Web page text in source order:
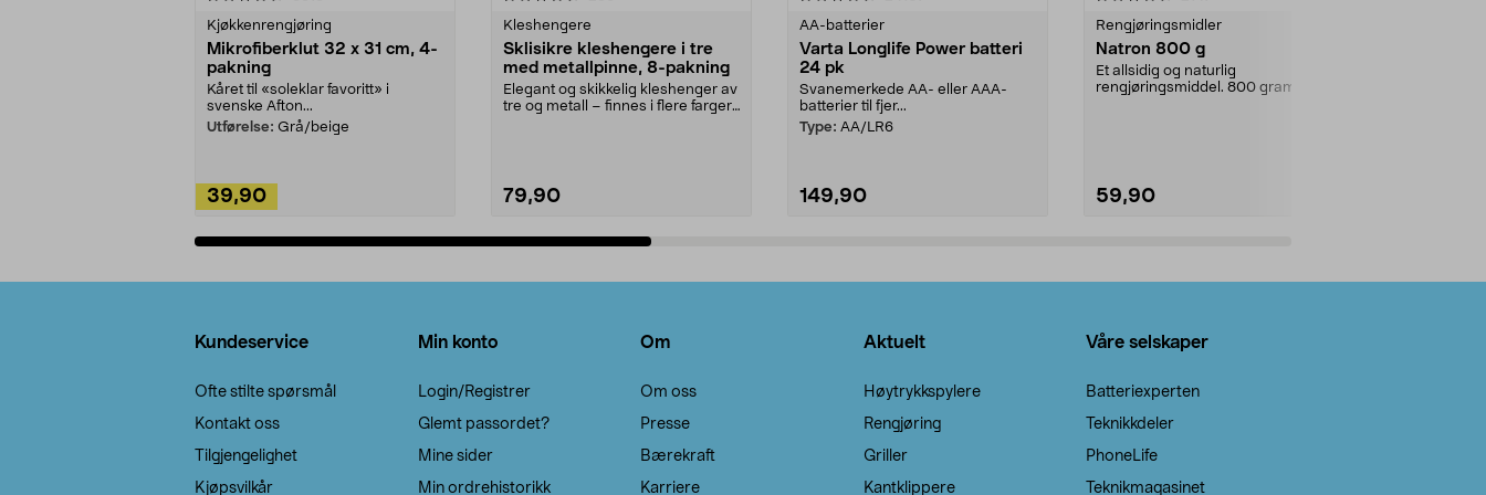
Kjøkkenrengjøring
Mikrofiberklut 32 x 31 cm, 4-
pakning
Kåret til «soleklar favoritt» i
svenske Afton...
Utførelse: Grå/beige
39,90
Kleshengere
Sklisikre kleshengere i tre
med metallpinne, 8-pakning
Elegant og skikkelig kleshenger av
tre og metall – finnes i flere farger.
79,90
AA-batterier
Varta Longlife Power batteri
24 pk
Svanemerkede AA- eller AAA-
batterier til fjer...
Type: AA/LR6
149,90
Rengjøringsmidler
Natron 800 g
Et allsidig og naturlig
rengjøringsmiddel. 800 gram
59,90
Kundeservice
Ofte stilte spørsmål
Kontakt oss
Tilgjengelighet
Kjøpsvilkår
Min konto
Login/Registrer
Glemt passordet?
Mine sider
Min ordrehistorikk
Om
Om oss
Presse
Bærekraft
Karriere
Aktuelt
Høytrykkspylere
Rengjøring
Griller
Kantklippere
Våre selskaper
Batteriexperten
Teknikkdeler
PhoneLife
Teknikmagasinet